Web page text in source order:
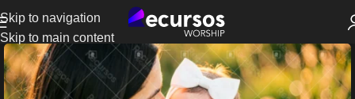
Skip to navigation
Skip to main content